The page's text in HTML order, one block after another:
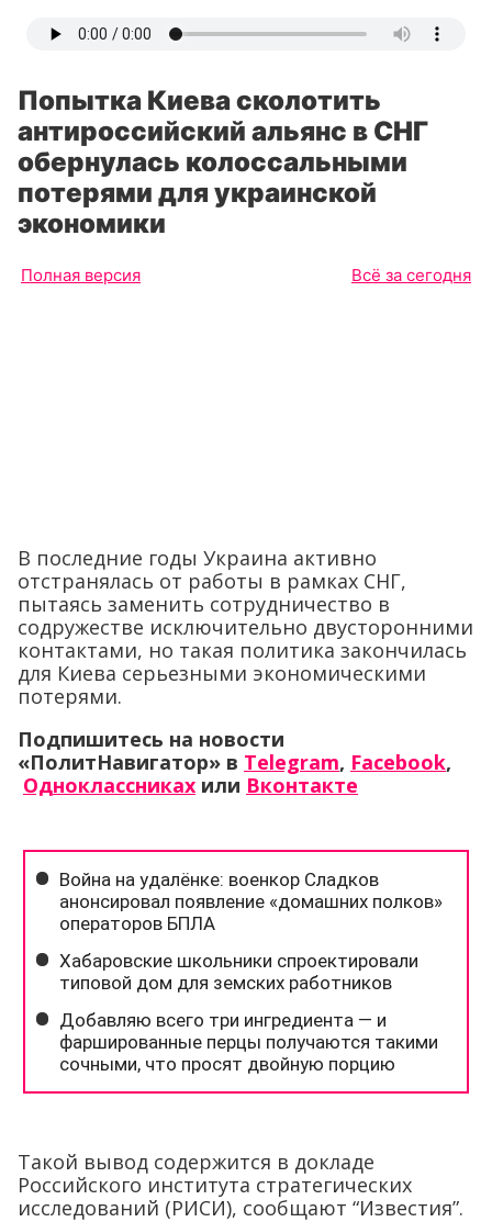
Попытка Киева сколотить
антироссийский альянс в СНГ
обернулась колоссальными
потерями для украинской
экономики
Полная версия Всё за сегодня
В последние годы Украина активно
отстранялась от работы в рамках СНГ,
пытаясь заменить сотрудничество в
содружестве исключительно двусторонними
контактами, но такая политика закончилась
для Киева серьезными экономическими
потерями.
Подпишитесь на новости
«ПолитНавигатор» в Telegram, Facebook,
Одноклассниках или Вконтакте
Такой вывод содержится в докладе
Российского института стратегических
исследований (РИСИ), сообщают “Известия”.